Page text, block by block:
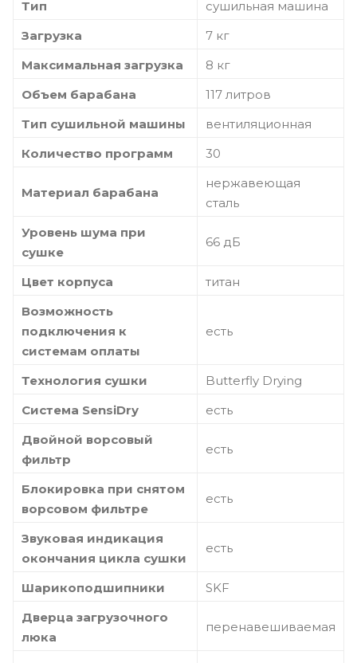
Тип
сушильная машина
Загрузка
7 кг
Максимальная загрузка
8 кг
Объем барабана
117 литров
Тип сушильной машины
вентиляционная
Количество программ
30
Материал барабана
нержавеющая
сталь
Уровень шума при
сушке
66 дБ
Цвет корпуса
титан
Возможность
подключения к
системам оплаты
есть
Технология сушки
Butterfly Drying
Система SensiDry
есть
Двойной ворсовый
фильтр
есть
Блокировка при снятом
ворсовом фильтре
есть
Звуковая индикация
окончания цикла сушки
есть
Шарикоподшипники
SKF
Дверца загрузочного
люка
перенавешиваемая